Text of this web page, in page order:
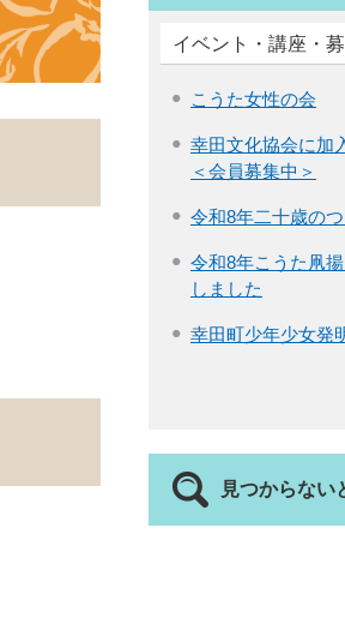
イベント・講座・
こうた女性の会
幸田文化協会に加
＜会員募集中＞
令和8年二十歳の
令和8年こうた凧
しました
幸田町少年少女発
見つからない